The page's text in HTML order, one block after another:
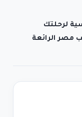
لرحلتك
مصر الرائعة